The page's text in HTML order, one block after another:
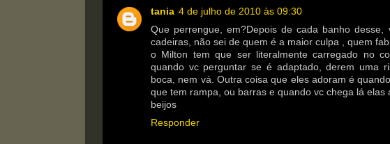
tania 4 de julho de 2010 às 09:30
Que perrengue, em?Depois de cada banho
cadeiras, não sei de quem é a maior culpa , quem
o Milton tem que ser literalmente carregado no
quando vc perguntar se é adaptado, derem uma
boca, nem vá. Outra coisa que eles adoram é
que tem rampa, ou barras e quando vc chega lá elas
beijos
Responder